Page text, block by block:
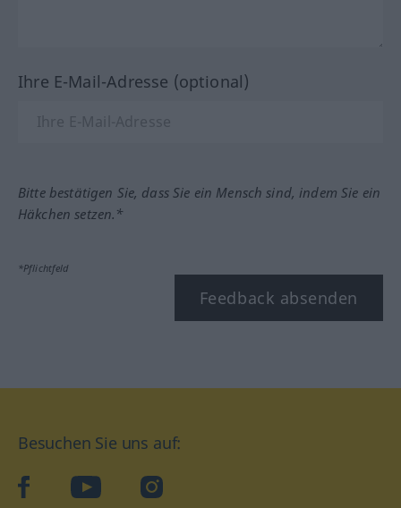
Ihre E-Mail-Adresse (optional)
Bitte bestätigen Sie, dass Sie ein Mensch sind, indem Sie ein
Häkchen setzen.*
*Pflichtfeld
Feedback absenden
Besuchen Sie uns auf:
facebookYouTube Instagram